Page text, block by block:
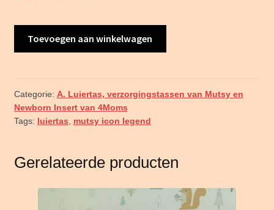
donkergrijs
nu
voor
!!
Toevoegen aan winkelwagen
Categorie: A. Luiertas, verzorgingstassen van Mutsy en
Newborn Insert van 4Moms
Tags: luiertas mutsy icon legend
Gerelateerde producten